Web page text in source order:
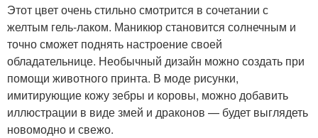
Этот цвет очень стильно смотрится в сочетании с
желтым гель-лаком. Маникюр становится солнечным и
точно сможет поднять настроение своей
обладательнице. Необычный дизайн можно создать при
помощи животного принта. В моде рисунки,
имитирующие кожу зебры и коровы, можно добавить
иллюстрации в виде змей и драконов — будет выглядеть
новомодно и свежо.